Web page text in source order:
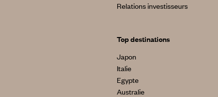
Relations investisseurs
Top destinations
Japon
Italie
Egypte
Australie